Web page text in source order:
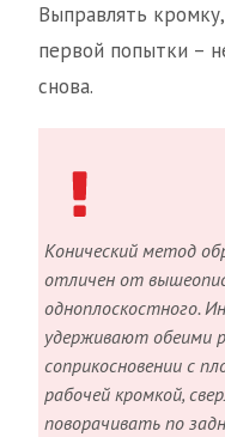
Выправлять
первой попытки –
снова.
Конический метод
отличен от
одноплоскостного.
удерживают обеими
соприкосновении с
рабочей кромкой,
поворачивать по